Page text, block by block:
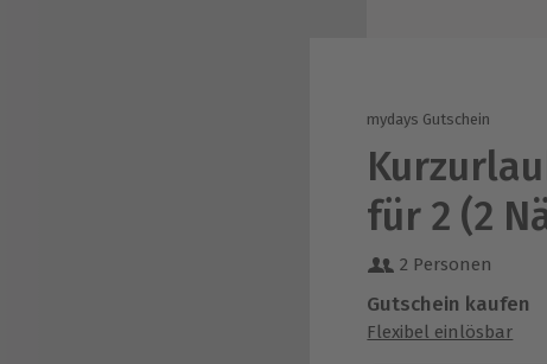
mydays Gutschein
für 2 (2
2 Personen
Gutschein kaufen
Flexibel einlösbar